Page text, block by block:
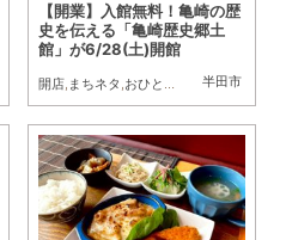
半田市
【開業】入館無料！亀崎の歴
史を伝える「亀崎歴史郷土
館」が6/28(土)開館
開店, まちネタ おひとりさま